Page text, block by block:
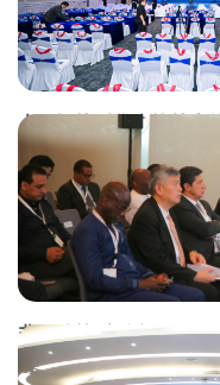
人工智能时代高等教育
非洲政策对话会